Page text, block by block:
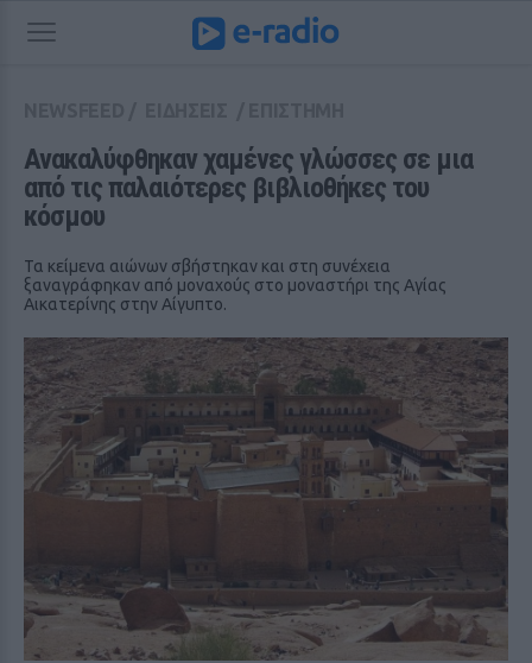
Ανακαλύφθηκαν χαμένες γλώσσες σε μια
από τις παλαιότερες βιβλιοθήκες του
κόσμου
Τα κείμενα αιώνων σβήστηκαν και στη συνέχεια
ξαναγράφηκαν από μοναχούς στο μοναστήρι της Αγίας
Αικατερίνης στην Αίγυπτο.